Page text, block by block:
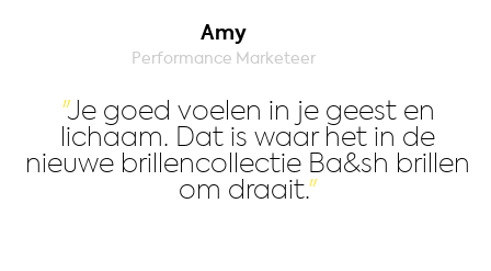
Amy
Performance Marketeer
Je goed voelen in je geest en
lichaam. Dat is waar het in de
nieuwe brillencollectie Ba&sh brillen
om draait.